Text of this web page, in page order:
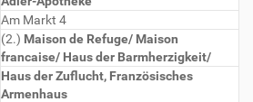
Am Markt 4
(2.) Maison de Refuge/ Maison
francaise/ Haus der Barmherzigkeit/
Haus der Zuflucht, Französisches
Armenhaus